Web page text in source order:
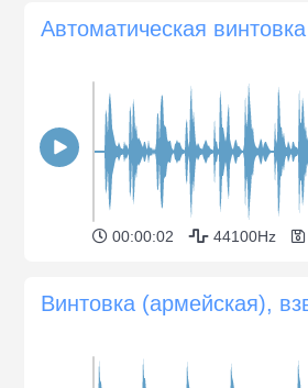
Автоматическая винтовка
00:00:02 44100Hz